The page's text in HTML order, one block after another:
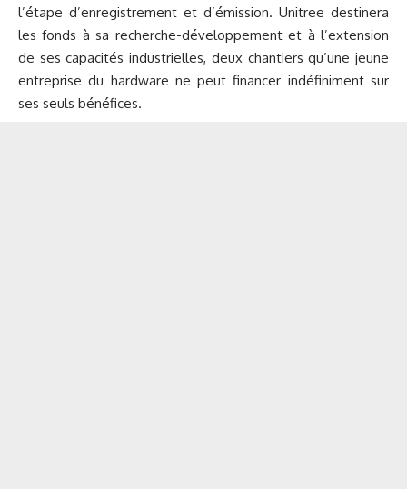
l’étape d’enregistrement et d’émission. Unitree destinera
les fonds à sa recherche-développement et à l’extension
de ses capacités industrielles, deux chantiers qu’une jeune
entreprise du hardware ne peut financer indéfiniment sur
ses seuls bénéfices.